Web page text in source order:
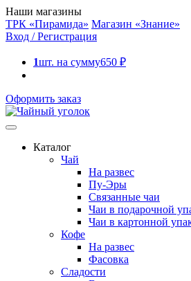
Наши магазины
ТРК «Пирамида» Магазин «Знание»
Вход / Регистрация
1шт. на сумму650 ₽
Оформить заказ
Каталог
Чай
На развес
Пу-Эры
Связанные чаи
Чаи в подарочной
Чаи в картонной
Кофе
На развес
Фасовка
Сладости